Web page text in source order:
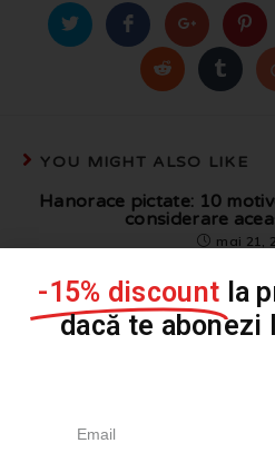
YOU MIGHT ALSO LIKE
Hanorace pictate: 10
considerare
mai 21,
-15% discount la
dacă te